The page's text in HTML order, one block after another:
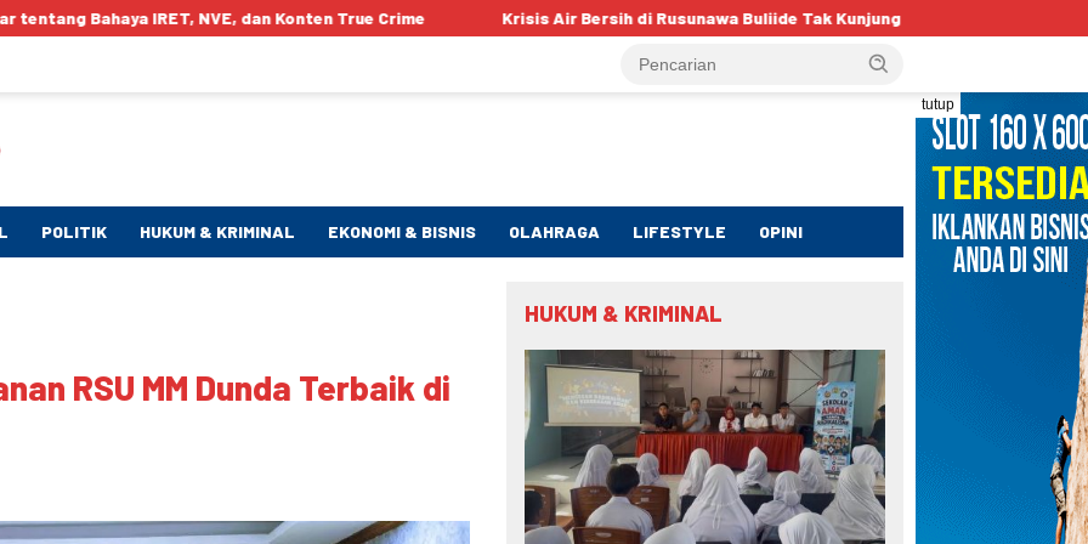
dan Konten True Crime Krisis Air Bersih di Rusunawa Buliide Tak Kunjung Teratasi, Warga Minta Dinas Perkim Kota
tutup
POLITIK HUKUM & KRIMINAL EKONOMI & BISNIS OLAHRAGA LIFESTYLE OPINI
RSU MM Dunda Terbaik di
HUKUM & KRIMINAL